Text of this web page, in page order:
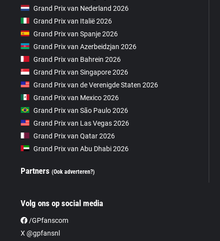
Grand Prix van Nederland 2026
Grand Prix van Italië 2026
Grand Prix van Spanje 2026
Grand Prix van Azerbeidzjan 2026
Grand Prix van Bahrein 2026
Grand Prix van Singapore 2026
Grand Prix van de Verenigde Staten 2026
Grand Prix van Mexico 2026
Grand Prix van São Paulo 2026
Grand Prix van Las Vegas 2026
Grand Prix van Qatar 2026
Grand Prix van Abu Dhabi 2026
Partners(Ook adverteren?)
Volg ons op social media
/GPfanscom
X @gpfansnl